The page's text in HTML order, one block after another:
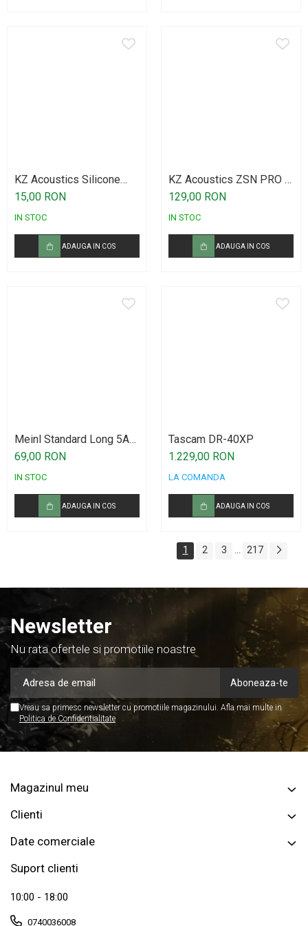
KZ Acoustics Silicone
Earplugs Set LMS
15,00 RON
IN STOC
ADAUGA IN COS
KZ Acoustics ZSN PRO X
Black
129,00 RON
IN STOC
ADAUGA IN COS
Meinl Standard Long 5A
Drumstick American
Hickory SB103
69,00 RON
IN STOC
ADAUGA IN COS
Tascam DR-40XP
1.229,00 RON
LA COMANDA
ADAUGA IN COS
1 2 3 217
Newsletter
Nu rata ofertele si promotiile noastre
Vreau sa primesc newsletter cu promotiile magazinului. Afla mai multe in
Politica de Confidentialitate
Magazinul meu
Clienti
Date comerciale
Suport clienti
10:00 - 18:00
0740036008